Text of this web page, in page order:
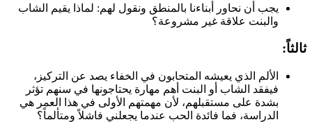
يجب أن نحاور أبناءنا بالمنطق ونقول لهم: لماذا يقيم الشاب
والبنت علاقة غير مشروعة؟
ثالثاً:
الألم الذي يعيشه المتحابون في الخفاء يصد عن التركيز،
فيفقد الشاب أو البنت أهم مهارة يحتاجونها في سنهم تؤثر
بشدة على مستقبلهم، لأن مهمتهم الأولى في هذا العمر هي
الدراسة، فما فائدة الحب عندما يجعلني فاشلاً ومتألماً؟